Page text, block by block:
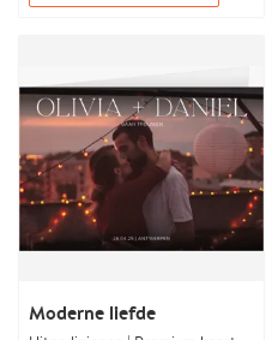
Moderne liefde